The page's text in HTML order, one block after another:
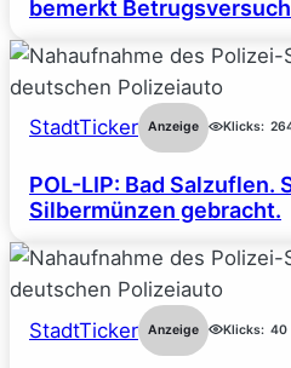
bemerkt
StadtTicker Anzeige Klicks:
POL-LIP: Bad Salzuflen.
Silbermünzen gebracht.
StadtTicker Anzeige Klicks: 40